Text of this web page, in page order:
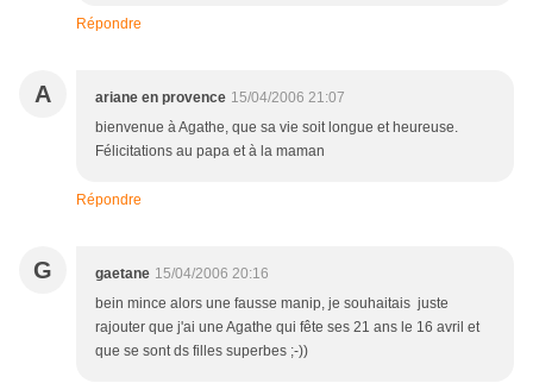
Répondre
A ariane en provence 15/04/2006 21:07
bienvenue à Agathe, que sa vie soit longue et heureuse.
Félicitations au papa et à la maman
Répondre
G gaetane 15/04/2006 20:16
bein mince alors une fausse manip, je souhaitais juste
rajouter que j'ai une Agathe qui fête ses 21 ans le 16 avril et
que se sont ds filles superbes ;-))